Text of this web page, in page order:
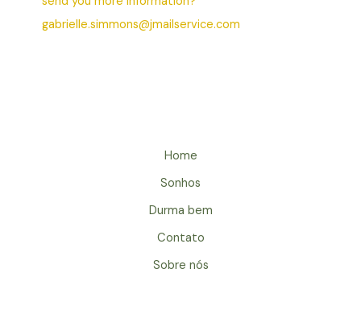
gabrielle.simmons@jmailservice.com
Home
Sonhos
Durma bem
Contato
Sobre nós